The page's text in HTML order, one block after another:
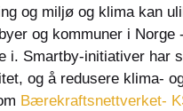
og miljø og klima kan
byer og kommuner i
i. Smartby-initiativer har
og å redusere klima-
Bærekraftsnettverket-